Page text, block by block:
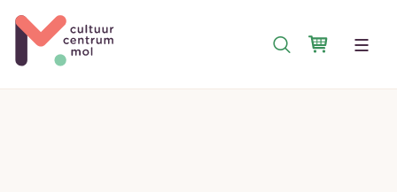
Cultuurcentrum
Mol
ZOEKEN